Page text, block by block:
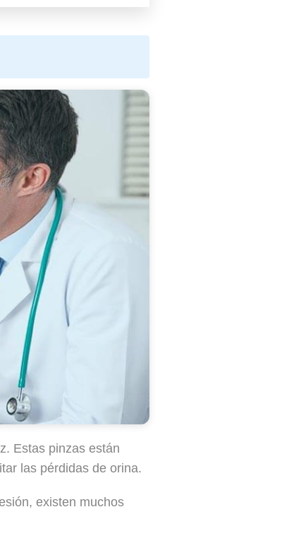
Estas pinzas están
las pérdidas de orina.
existen muchos